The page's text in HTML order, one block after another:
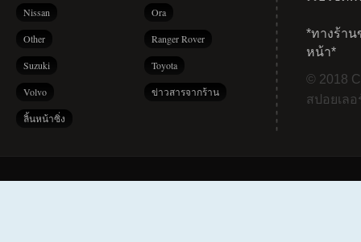
Nissan Ora
Other Ranger Rover
Suzuki Toyota
Volvo ข่าวสารจากร้าน
ลิ้นหน้าซิ่ง
*ทางร้าน
หน้า*
© 2018
สปอยเล